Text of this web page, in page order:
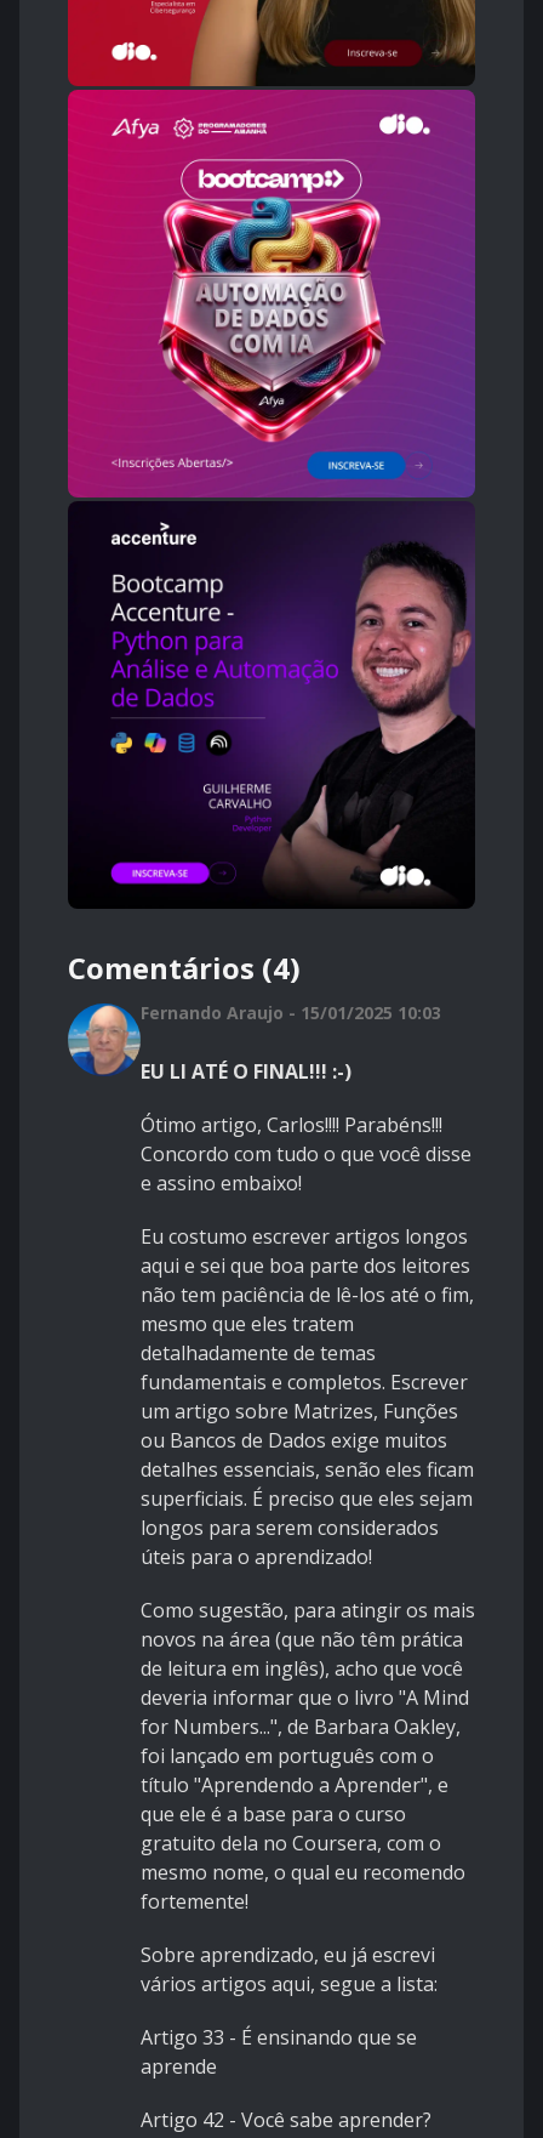
Comentários (4)
Fernando Araujo - 15/01/2025 10:03
EU LI ATÉ O FINAL!!! :-)
Ótimo artigo, Carlos!!!! Parabéns!!!
Concordo com tudo o que você disse
e assino embaixo!
Eu costumo escrever artigos longos
aqui e sei que boa parte dos leitores
não tem paciência de lê-los até o fim,
mesmo que eles tratem
detalhadamente de temas
fundamentais e completos. Escrever
um artigo sobre Matrizes, Funções
ou Bancos de Dados exige muitos
detalhes essenciais, senão eles ficam
superficiais. É preciso que eles sejam
longos para serem considerados
úteis para o aprendizado!
Como sugestão, para atingir os mais
novos na área (que não têm prática
de leitura em inglês), acho que você
deveria informar que o livro "A Mind
for Numbers...", de Barbara Oakley,
foi lançado em português com o
título "Aprendendo a Aprender", e
que ele é a base para o curso
gratuito dela no Coursera, com o
mesmo nome, o qual eu recomendo
fortemente!
Sobre aprendizado, eu já escrevi
vários artigos aqui, segue a lista:
Artigo 33 - É ensinando que se
aprende
Artigo 42 - Você sabe aprender?